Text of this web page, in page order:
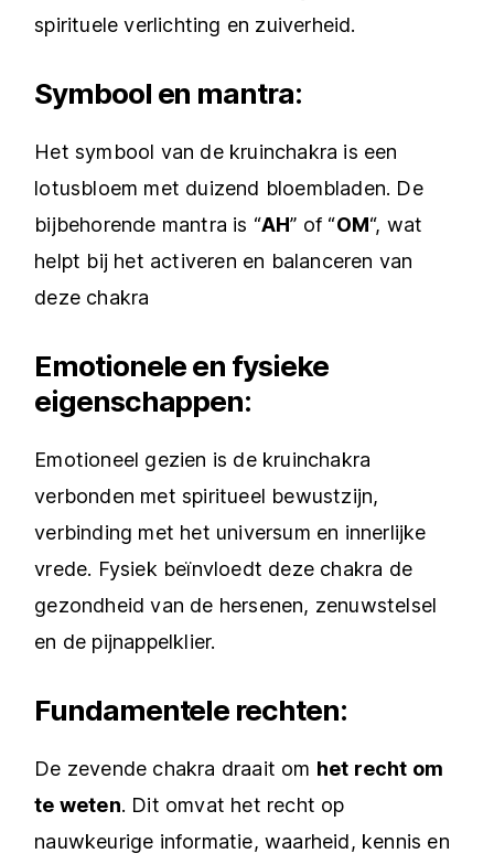
spirituele verlichting en zuiverheid.
Symbool en mantra:
Het symbool van de kruinchakra is een
lotusbloem met duizend bloembladen. De
bijbehorende mantra is “AH” of “OM“, wat
helpt bij het activeren en balanceren van
deze chakra
Emotionele en fysieke
eigenschappen:
Emotioneel gezien is de kruinchakra
verbonden met spiritueel bewustzijn,
verbinding met het universum en innerlijke
vrede. Fysiek beïnvloedt deze chakra de
gezondheid van de hersenen, zenuwstelsel
en de pijnappelklier.
Fundamentele rechten:
De zevende chakra draait om het recht om
te weten. Dit omvat het recht op
nauwkeurige informatie, waarheid, kennis en